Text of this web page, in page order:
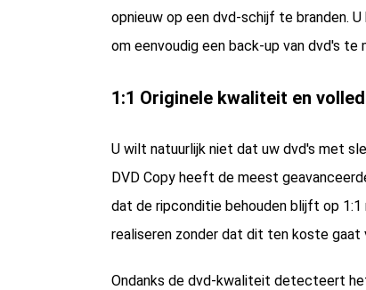
opnieuw op een dvd-schijf te branden.
om eenvoudig een back-up van dvd's te
1:1 Originele kwaliteit en
U wilt natuurlijk niet dat uw dvd's met
DVD Copy heeft de meest
dat de ripconditie behouden blijft op
realiseren zonder dat dit ten koste gaat
Ondanks de dvd-kwaliteit detecteert